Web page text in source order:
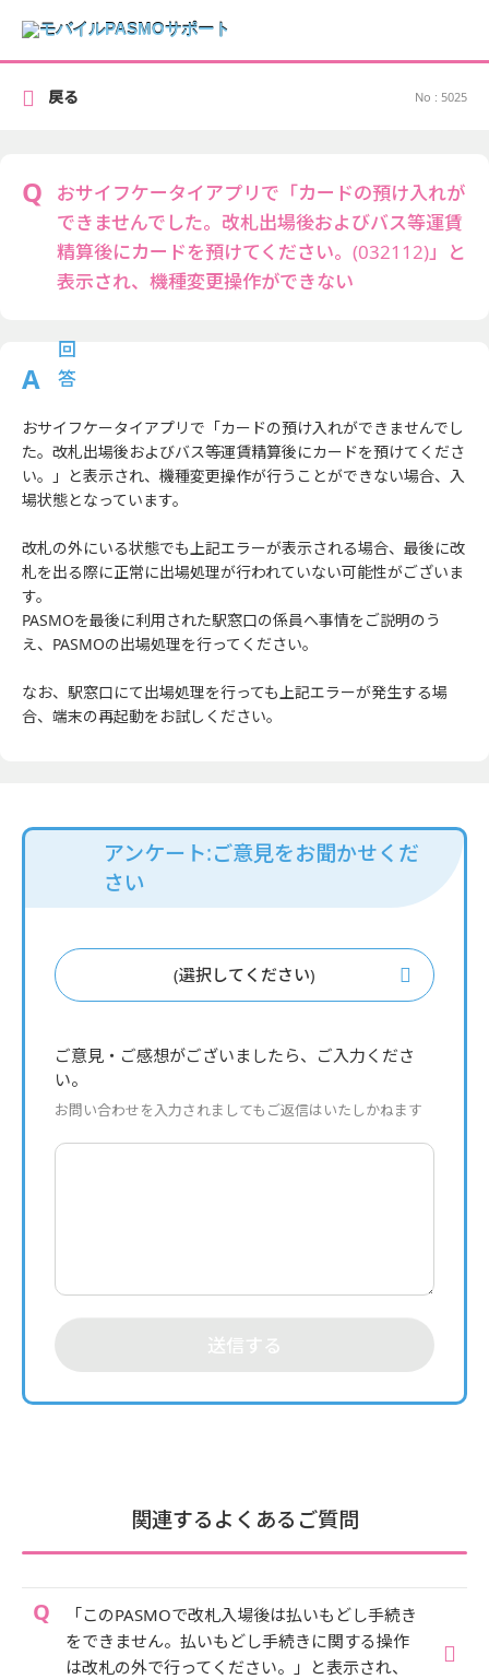
No : 5025
おサイフケータイアプリで「カードの預け入れが
できませんでした。改札出場後およびバス等運賃
精算後にカードを預けてください。(032112)」と
表示され、機種変更操作ができない
おサイフケータイアプリで「カードの預け入れができませんでし
た。改札出場後およびバス等運賃精算後にカードを預けてくださ
い。」と表示され、機種変更操作が行うことができない場合、入
場状態となっています。
改札の外にいる状態でも上記エラーが表示される場合、最後に改
札を出る際に正常に出場処理が行われていない可能性がございま
す。
PASMOを最後に利用された駅窓口の係員へ事情をご説明のう
え、PASMOの出場処理を行ってください。
なお、駅窓口にて出場処理を行っても上記エラーが発生する場
合、端末の再起動をお試しください。
戻る
アンケート:ご意見をお聞かせくだ
さい
(選択してください)
ご意見・ご感想がございましたら、ご入力くださ
い。
お問い合わせを入力されましてもご返信はいたしかねます
送信する
関連するよくあるご質問
「このPASMOで改札入場後は払いもどし手続き
をできません。払いもどし手続きに関する操作
は改札の外で行ってください。」と表示され、